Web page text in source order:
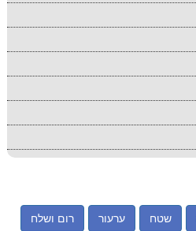
שטח ערעור רום ושלח